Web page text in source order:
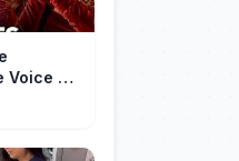
Voice #5